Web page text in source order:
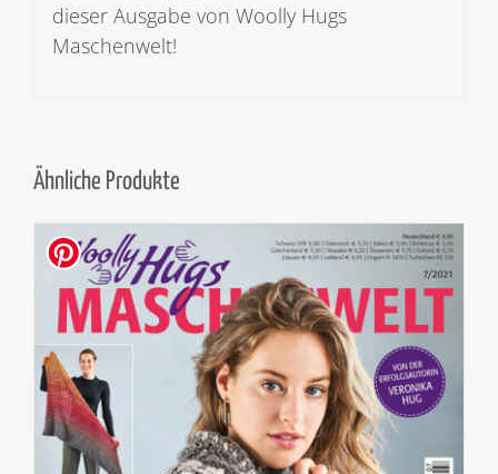
dieser Ausgabe von Woolly Hugs
Maschenwelt!
Ähnliche Produkte